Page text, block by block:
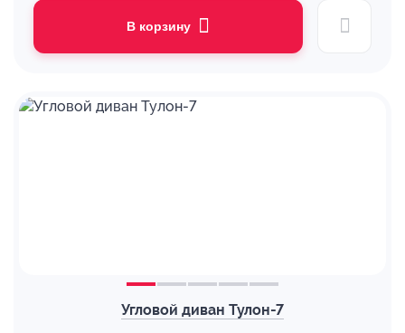
В корзину
Угловой диван Тулон-7